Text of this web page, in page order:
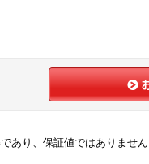
あり、保証値ではありませ